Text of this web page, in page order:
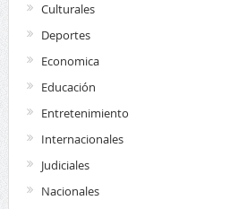
Culturales
Deportes
Economica
Educación
Entretenimiento
Internacionales
Judiciales
Nacionales